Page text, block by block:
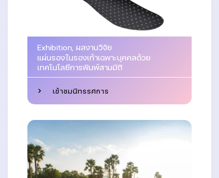
Exhibition, ผลงานวิจัย
แผ่นรองในรองเท้าเฉพาะบุคคลด้วย
เทคโนโลยีการพิมพ์สามมิติ
เข้าชมนิทรรศการ